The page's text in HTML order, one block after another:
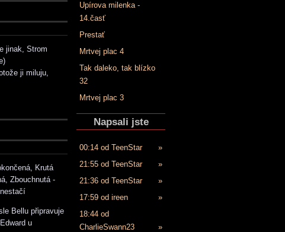
jinak, Strom
ji miluju,
Krutá
Zbouchnutá -
Bellu připravuje
u
Upírova milenka -
14.časť
Prestať
Mrtvej plac 4
Tak daleko, tak blízko
32
Mrtvej plac 3
Napsali jste
00:14 od TeenStar
»
21:55 od TeenStar
»
21:36 od TeenStar
»
17:59 od ireen
»
18:44 od
CharlieSwann23
»